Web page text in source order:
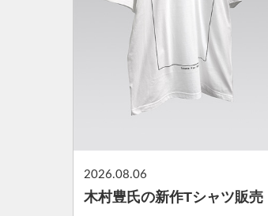
2026.08.06
木村豊氏の新作Tシャツ販売